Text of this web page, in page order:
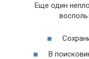
Еще один
В